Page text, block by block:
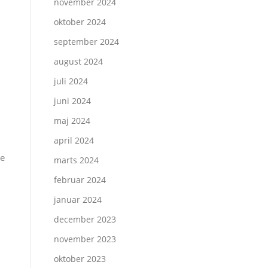
november 2024
oktober 2024
september 2024
august 2024
juli 2024
juni 2024
maj 2024
april 2024
marts 2024
februar 2024
januar 2024
december 2023
november 2023
oktober 2023